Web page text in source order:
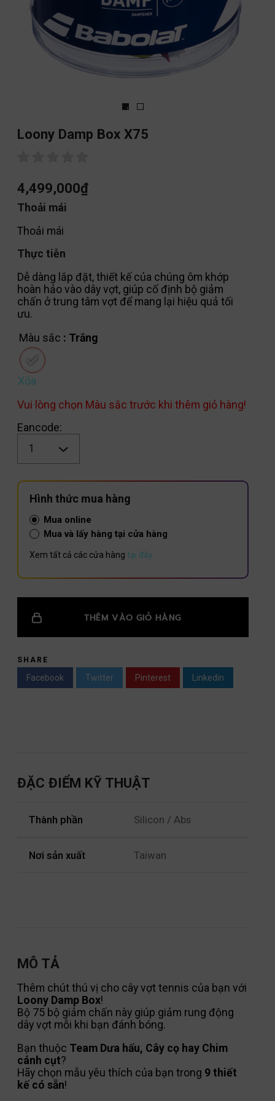
Loony Damp Box X75
4,499,000₫
Thoải mái
Thoải mái
Thực tiễn
Dễ dàng lắp đặt, thiết kế của chúng ôm khớp
hoàn hảo vào dây vợt, giúp cố định bộ giảm
chấn ở trung tâm vợt để mang lại hiệu quả tối
ưu.
Màu sắc : Trắng
Xóa
Vui lòng chọn Màu sắc trước khi thêm giỏ hàng!
Eancode:
lượng
Hình thức mua hàng
Mua online
Mua và lấy hàng tại cửa hàng
Xem tất cả các cửa hàng tại đây
THÊM VÀO GIỎ HÀNG
SHARE
Facebook Twitter Pinterest Linkedin
ĐẶC ĐIỂM KỸ THUẬT
Thành phần Silicon / Abs
Nơi sản xuất Taiwan
MÔ TẢ
Thêm chút thú vị cho cây vợt tennis của bạn với
Loony Damp Box!
Bộ 75 bộ giảm chấn này giúp giảm rung động
dây vợt mỗi khi bạn đánh bóng.
Bạn thuộc Team Dưa hấu, Cây cọ hay Chim
cánh cụt?
Hãy chọn mẫu yêu thích của bạn trong 9 thiết
kế có sẵn!